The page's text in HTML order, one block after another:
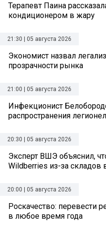
Терапевт Паина
кондиционером в жару
21:30 | 05 августа 2026
Экономист назвал
прозрачности рынка
21:00 | 05 августа 2026
Инфекционист
распространения
20:30 | 05 августа 2026
Эксперт ВШЭ объяснил,
Wildberries из-за складов
20:00 | 05 августа 2026
Роскачество: перевести
в любое время года